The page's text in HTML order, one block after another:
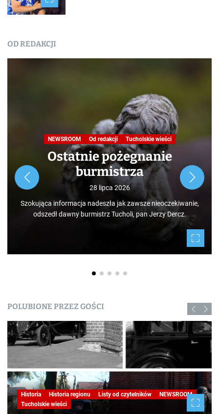
OD REDAKCJI
Podróże małe i duże. Ścieżka
przyrodniczo-dydaktyczna
„Jelenia Wyspa”
24 lipca 2026
Rozpoczynamy nowy cykl opowieści zarówno dla turystów,
jak i mieszkańców, którzy niekoniecznie muszą podróżować
po świecie. Mamy niezwykłe szczęście żyć w Borach
Tucholskich i korzystać i to w dodatku za darmo z tego, co
daje nam natura.
POLUBIONE PRZEZ GOŚCI
Historia Historia regionu Listy od czytelników
NEWSROOM
Tucholskie wieści